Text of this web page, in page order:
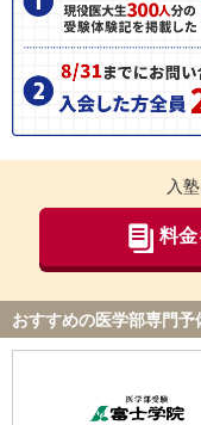
入
料金
おすすめの医学部専門